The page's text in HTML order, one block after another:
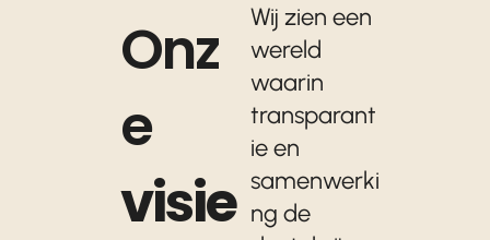
Onz
e
visie
Wij zien een
wereld
waarin
transparant
ie en
samenwerki
ng de